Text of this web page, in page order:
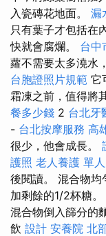
入瓷磚花地面。 漏
只有葉子才包括在
快就會腐爛。 台中
蘿不需要太多澆水
台胞證照片規範 它
霜凍之前，值得將
餐多少錢 2 台北牙
- 台北按摩服務 高
很少，他會成長。
護照 老人養護 單
後閱讀。 混合物
加剩餘的1/2杯糖
混合物倒入篩分的
飲 設計 安養院 北